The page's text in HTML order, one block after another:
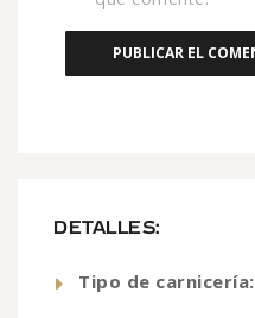
DETALLES:
Tipo de carnicería: